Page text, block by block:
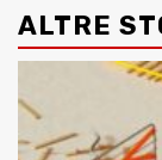
ALTRE